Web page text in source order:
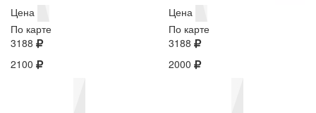
Цена
По карте
3188
2100
Цена
По карте
3188
2000